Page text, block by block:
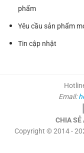
phẩm
Yêu cầu sản phẩm
Tin cập nhật
Email:
CHIA SẺ
Copyright © 2014 -